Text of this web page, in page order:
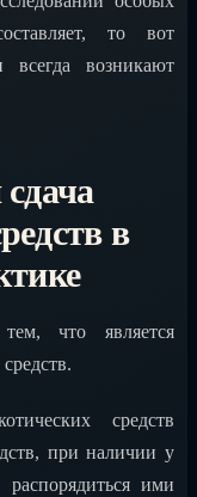
то вот
всегда возникают
в
что является
средств
при наличии у
ими